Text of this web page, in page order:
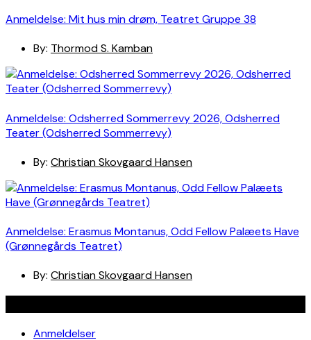
Anmeldelse: Mit hus min drøm, Teatret Gruppe 38
By: Thormod S. Kamban
Anmeldelse: Odsherred Sommerrevy 2026, Odsherred
Teater (Odsherred Sommerrevy)
By: Christian Skovgaard Hansen
Anmeldelse: Erasmus Montanus, Odd Fellow Palæets Have
(Grønnegårds Teatret)
By: Christian Skovgaard Hansen
Anmeldelser